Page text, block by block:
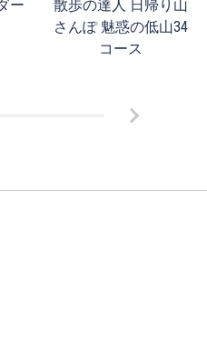
ー
散歩の達人 日帰り山
さんぽ 魅惑の低山34
コース